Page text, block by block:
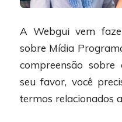
A Webgui vem
sobre Mídia
compreensão
seu favor, você
termos relacionados